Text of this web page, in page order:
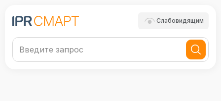
Слабовидящим